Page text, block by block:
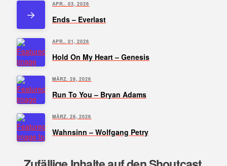
APR.. 03, 2026
Ends – Everlast
APR.. 01, 2026
Hold On My Heart – Genesis
MÄRZ. 28, 2026
Run To You – Bryan Adams
MÄRZ. 28, 2026
Wahnsinn – Wolfgang Petry